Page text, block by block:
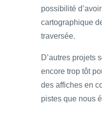
possibilité
cartographique
traversée.
D’autres projets
encore trop tôt
des affiches en
pistes que nous